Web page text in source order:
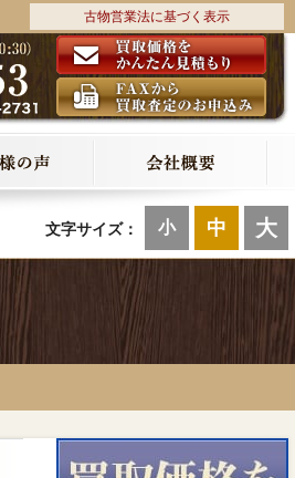
古物営業法に基づく表示
文字サイズ： 小 中 大